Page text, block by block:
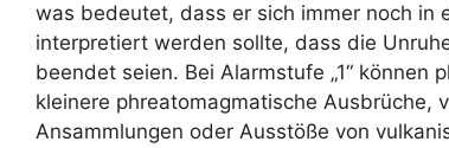
was bedeutet, dass er sich immer noch
interpretiert werden sollte, dass die
beendet seien. Bei Alarmstufe „1“
kleinere phreatomagmatische Ausbrüche,
Ansammlungen oder Ausstöße von